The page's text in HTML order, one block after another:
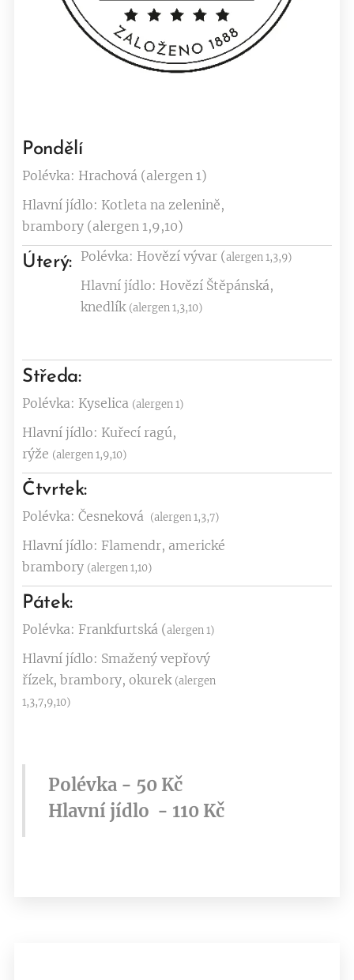
Pondělí
Polévka: Hrachová (alergen 1)
Hlavní jídlo: Kotleta na zelenině,
brambory (alergen 1,9,10)
Úterý: Polévka: Hovězí vývar (alergen 1,3,9)
Hlavní jídlo: Hovězí Štěpánská,
knedlík (alergen 1,3,10)
Středa:
Polévka: Kyselica (alergen 1)
Hlavní jídlo: Kuřecí ragú,
rýže (alergen 1,9,10)
Čtvrtek:
Polévka: Česneková (alergen 1,3,7)
Hlavní jídlo: Flamendr, americké
brambory (alergen 1,10)
Pátek:
Polévka: Frankfurtská (alergen 1)
Hlavní jídlo: Smažený vepřový
řízek, brambory, okurek (alergen
1,3,7,9,10)
Polévka - 50 Kč
Hlavní jídlo - 110 Kč